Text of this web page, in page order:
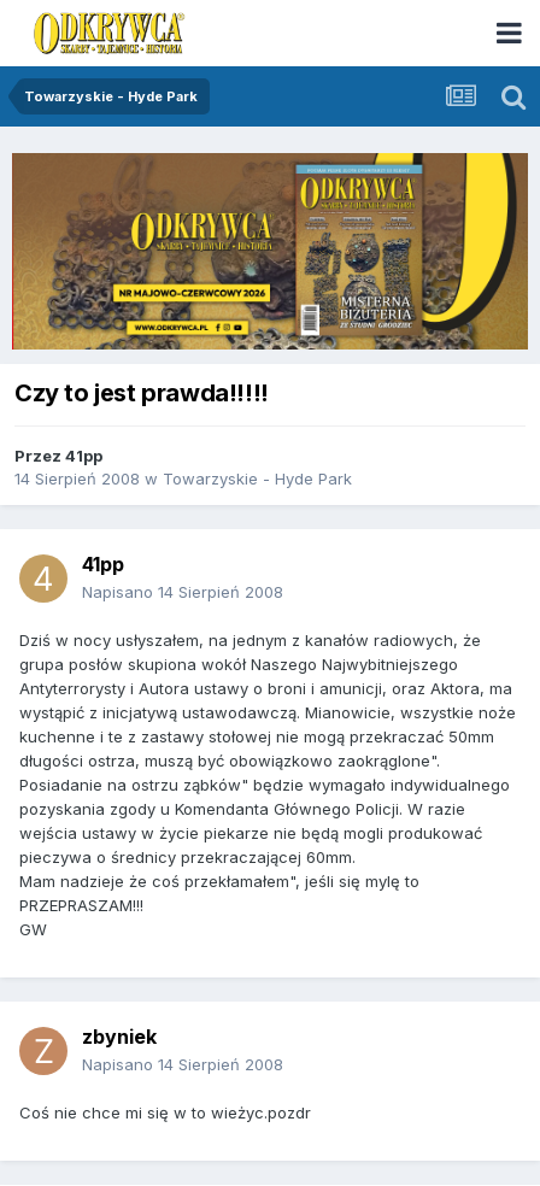
Towarzyskie - Hyde Park
Czy to jest prawda!!!!!
Przez 41pp
14 Sierpień 2008 w Towarzyskie - Hyde Park
41pp
Napisano 14 Sierpień 2008
Dziś w nocy usłyszałem, na jednym z kanałów radiowych, że
grupa posłów skupiona wokół Naszego Najwybitniejszego
Antyterrorysty i Autora ustawy o broni i amunicji, oraz Aktora, ma
wystąpić z inicjatywą ustawodawczą. Mianowicie, wszystkie noże
kuchenne i te z zastawy stołowej nie mogą przekraczać 50mm
długości ostrza, muszą być obowiązkowo zaokrąglone".
Posiadanie na ostrzu ząbków" będzie wymagało indywidualnego
pozyskania zgody u Komendanta Głównego Policji. W razie
wejścia ustawy w życie piekarze nie będą mogli produkować
pieczywa o średnicy przekraczającej 60mm.
Mam nadzieje że coś przekłamałem", jeśli się mylę to
PRZEPRASZAM!!!
GW
zbyniek
Napisano 14 Sierpień 2008
Coś nie chce mi się w to wieżyc.pozdr